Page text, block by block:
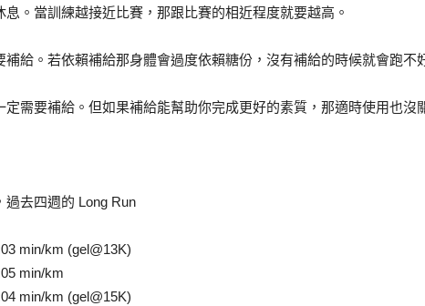
。當訓練越接近比賽，那跟比賽的相近程度就要越高。
給。若依賴補給那身體會過度依賴糖份，沒有補給的時候就會跑不
需要補給。但如果補給能幫助你完成更好的素質，那適時使用也沒
去四週的 Long Run
min/km (gel@13K)
min/km
min/km (gel@15K)